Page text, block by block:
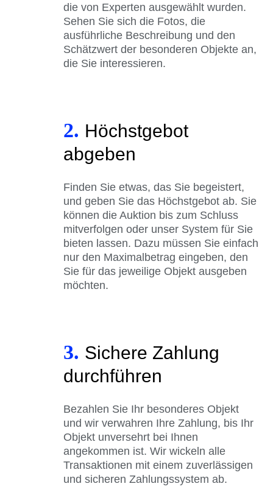
die von Experten ausgewählt wurden.
Sehen Sie sich die Fotos, die
ausführliche Beschreibung und den
Schätzwert der besonderen Objekte an,
die Sie interessieren.
2. Höchstgebot
abgeben
Finden Sie etwas, das Sie begeistert,
und geben Sie das Höchstgebot ab. Sie
können die Auktion bis zum Schluss
mitverfolgen oder unser System für Sie
bieten lassen. Dazu müssen Sie einfach
nur den Maximalbetrag eingeben, den
Sie für das jeweilige Objekt ausgeben
möchten.
3. Sichere Zahlung
durchführen
Bezahlen Sie Ihr besonderes Objekt
und wir verwahren Ihre Zahlung, bis Ihr
Objekt unversehrt bei Ihnen
angekommen ist. Wir wickeln alle
Transaktionen mit einem zuverlässigen
und sicheren Zahlungssystem ab.